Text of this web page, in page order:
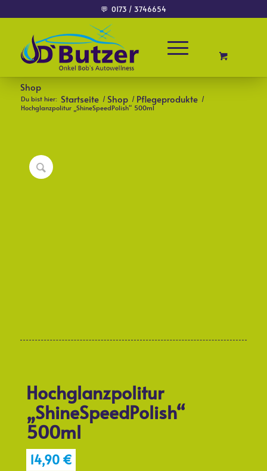
💬 0173 / 3746654
Shop
Du bist hier: Startseite / Shop / Pflegeprodukte /
Hochglanzpolitur „ShineSpeedPolish“ 500ml
Hochglanzpolitur
„ShineSpeedPolish“
500ml
14,90 €